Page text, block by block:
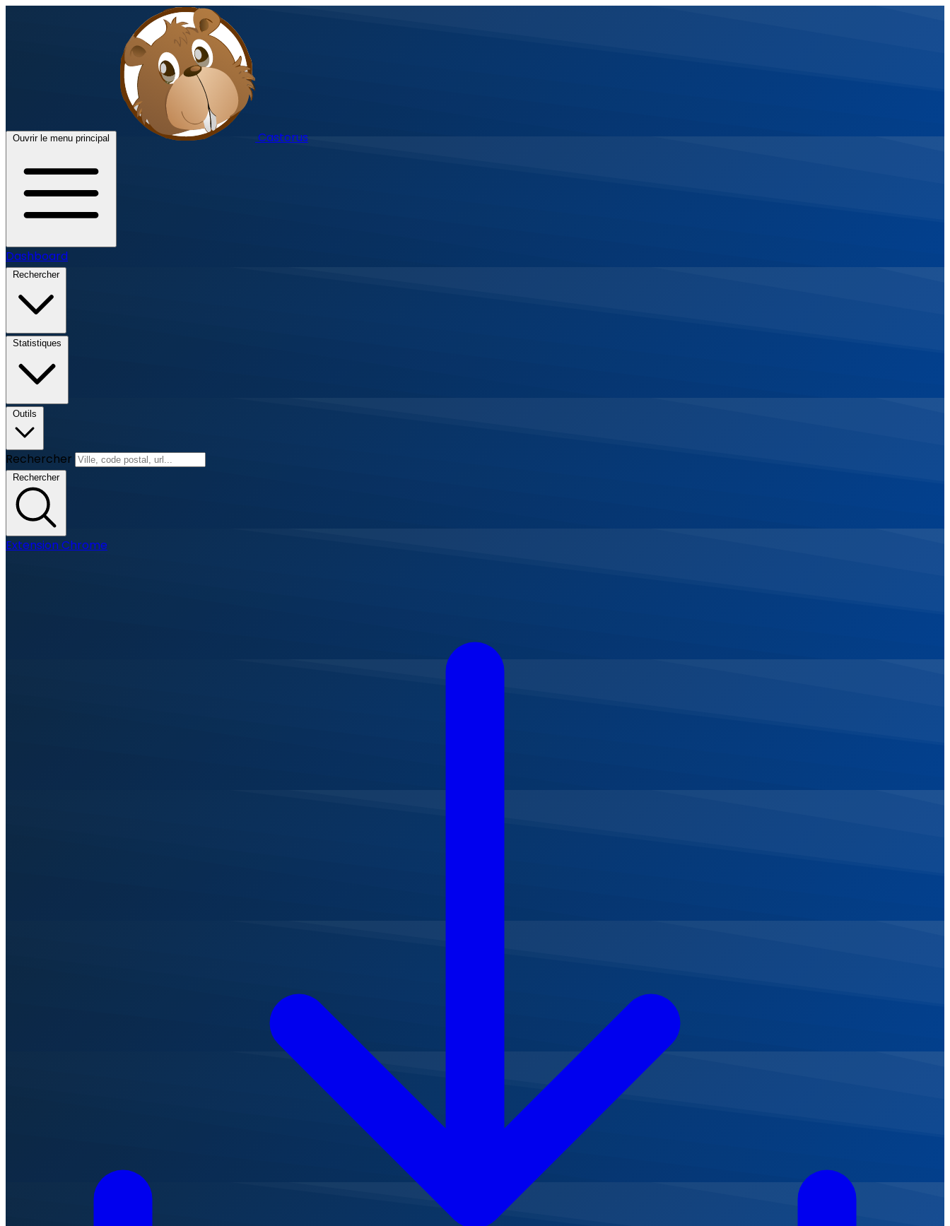
Ouvrir le menu principal Castorus
Dashboard
Rechercher
Statistiques
Outils
Rechercher
Rechercher
Extension Chrome